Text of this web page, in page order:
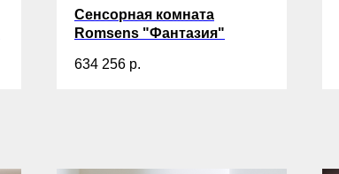
Сенсорная комната
Romsens "Фантазия"
634 256 р.